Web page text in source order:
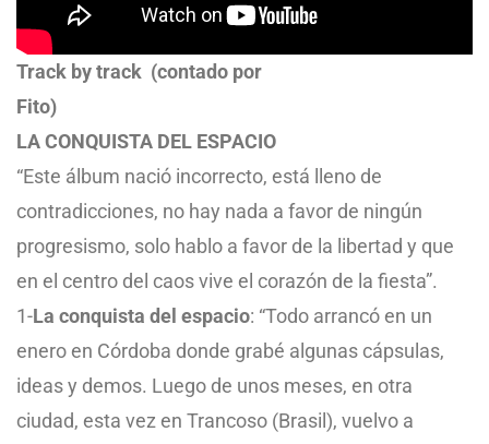
Track by track (contado por
Fito)
LA CONQUISTA DEL ESPACIO
“Este álbum nació incorrecto, está lleno de
contradicciones, no hay nada a favor de ningún
progresismo, solo hablo a favor de la libertad y que
en el centro del caos vive el corazón de la fiesta”.
1-La conquista del espacio: “Todo arrancó en un
enero en Córdoba donde grabé algunas cápsulas,
ideas y demos. Luego de unos meses, en otra
ciudad, esta vez en Trancoso (Brasil), vuelvo a